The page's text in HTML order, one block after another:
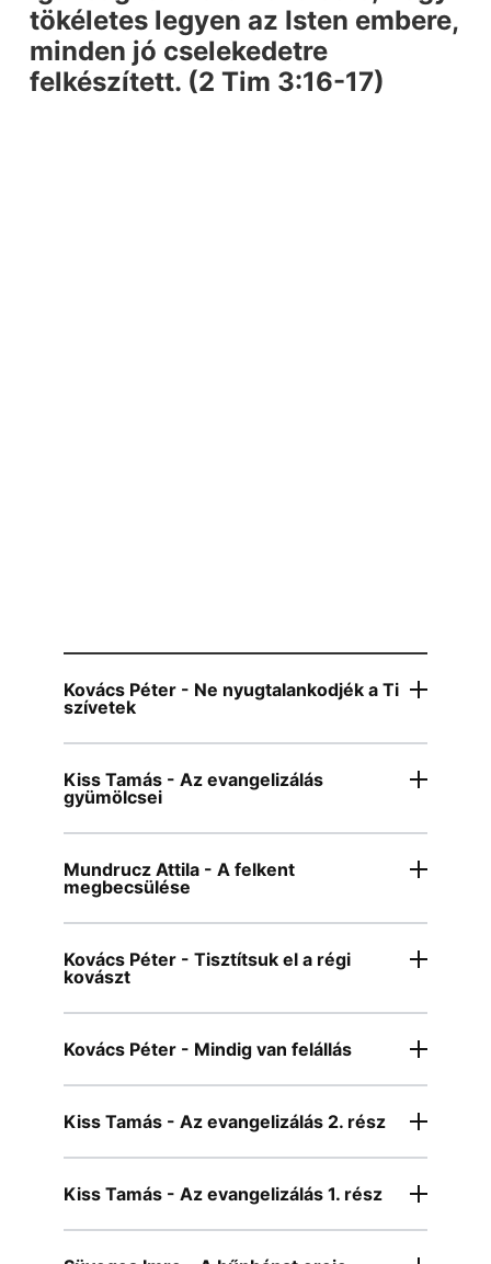
tökéletes legyen az Isten embere,
minden jó cselekedetre
felkészített. (2 Tim 3:16-17)
Kovács Péter - Ne nyugtalankodjék a Ti
szívetek
Kiss Tamás - Az evangelizálás
gyümölcsei
Mundrucz Attila - A felkent
megbecsülése
Kovács Péter - Tisztítsuk el a régi
kovászt
Kovács Péter - Mindig van felállás
Kiss Tamás - Az evangelizálás 2. rész
Kiss Tamás - Az evangelizálás 1. rész